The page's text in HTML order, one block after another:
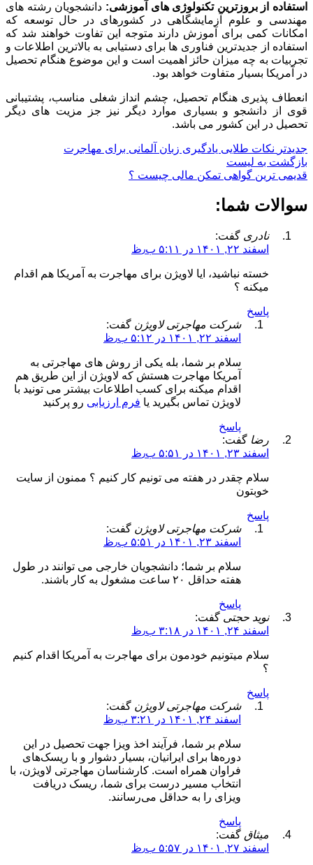
استفاده از بروزترین تکنولوژی های آموزشی: دانشجویان رشته های
مهندسی و علوم آزمایشگاهی در کشورهای در حال توسعه که
امکانات کمی برای آموزش دارند متوجه این تفاوت خواهند شد که
استفاده از جدیدترین فناوری ها برای دستیابی به بالاترین اطلاعات و
تجربیات به چه میزان حائز اهمیت است و این موضوع هنگام تحصیل
در آمریکا بسیار متفاوت خواهد بود.
انعطاف پذیری هنگام تحصیل، چشم انداز شغلی مناسب، پشتیبانی
قوی از دانشجو و بسیاری موارد دیگر نیز جز مزیت های دیگر
تحصیل در این کشور می باشد.
جدیدتر نکات طلایی یادگیری زبان آلمانی برای مهاجرت
بازگشت به لیست
قدیمی ترین گواهی تمکن مالی چیست ؟
سوالات شما:
نادری گفت:
اسفند ۲۲, ۱۴۰۱ در ۵:۱۱ ب٫ظ
خسته نباشید، ایا لاویژن برای مهاجرت به آمریکا هم اقدام
میکنه ؟
پاسخ
شرکت مهاجرتی لاویژن گفت:
اسفند ۲۲, ۱۴۰۱ در ۵:۱۲ ب٫ظ
سلام بر شما، بله یکی از روش های مهاجرتی به
آمریکا مهاجرت هستش که لاویژن از این طریق هم
اقدام میکنه برای کسب اطلاعات بیشتر می تونید با
لاویژن تماس بگیرید یا فرم ارزیابی رو پرکنید
پاسخ
رضا گفت:
اسفند ۲۳, ۱۴۰۱ در ۵:۵۱ ب٫ظ
سلام چقدر در هفته می تونیم کار کنیم ؟ ممنون از سایت
خوبتون
پاسخ
شرکت مهاجرتی لاویژن گفت:
اسفند ۲۳, ۱۴۰۱ در ۵:۵۱ ب٫ظ
سلام بر شما؛ دانشجویان خارجی می توانند در طول
هفته حداقل ۲۰ ساعت مشغول به کار باشند.
پاسخ
نوید حجتی گفت:
اسفند ۲۴, ۱۴۰۱ در ۳:۱۸ ب٫ظ
سلام میتونیم خودمون برای مهاجرت به آمریکا اقدام کنیم
؟
پاسخ
شرکت مهاجرتی لاویژن گفت:
اسفند ۲۴, ۱۴۰۱ در ۳:۲۱ ب٫ظ
سلام بر شما، فرآیند اخذ ویزا جهت تحصیل در این
دوره‌ها برای ایرانیان، بسیار دشوار و با ریسک‌های
فراوان همراه است. کارشناسان مهاجرتی لاویژن، با
انتخاب مسیر درست برای شما، ریسک دریافت
ویزای را به حداقل می‌رسانند.
پاسخ
میثاق گفت:
اسفند ۲۷, ۱۴۰۱ در ۵:۵۷ ب٫ظ